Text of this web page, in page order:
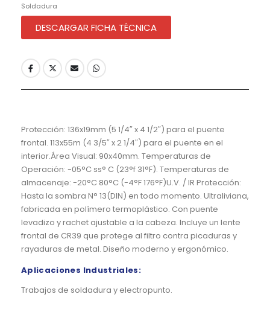
Soldadura
DESCARGAR FICHA TÉCNICA
Protección: 136x19mm (5 1/4″ x 4 1/2″) para el puente
frontal. 113x55m (4 3/5″ x 2 1/4″) para el puente en el
interior.Área Visual: 90x40mm. Temperaturas de
Operación: -05°C ss° C (23°f 31°F). Temperaturas de
almacenaje: -20°C 80°C (-4°F 176°F)U.V. / IR Protección:
Hasta la sombra N° 13(DIN) en todo momento. Ultraliviana,
fabricada en polímero termoplástico. Con puente
levadizo y rachet ajustable a la cabeza. Incluye un lente
frontal de CR39 que protege al filtro contra picaduras y
rayaduras de metal. Diseño moderno y ergonómico.
Aplicaciones Industriales:
Trabajos de soldadura y electropunto.